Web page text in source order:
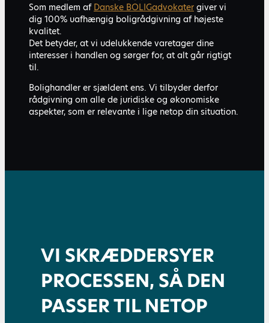
Som medlem af Danske BOLIGadvokater giver vi
dig 100% uafhængig boligrådgivning af højeste
kvalitet.
Det betyder, at vi udelukkende varetager dine
interesser i handlen og sørger for, at alt går rigtigt
til.
Bolighandler er sjældent ens. Vi tilbyder derfor
rådgivning om alle de juridiske og økonomiske
aspekter, som er relevante i lige netop din situation.
VI SKRÆDDERSYER
PROCESSEN, SÅ DEN
PASSER TIL NETOP